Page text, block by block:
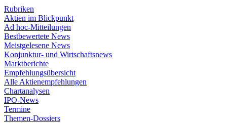
Rubriken
Aktien im Blickpunkt
Ad hoc-Mitteilungen
Bestbewertete News
Meistgelesene News
Konjunktur- und Wirtschaftsnews
Marktberichte
Empfehlungsübersicht
Alle Aktienempfehlungen
Chartanalysen
IPO-News
Termine
Themen-Dossiers